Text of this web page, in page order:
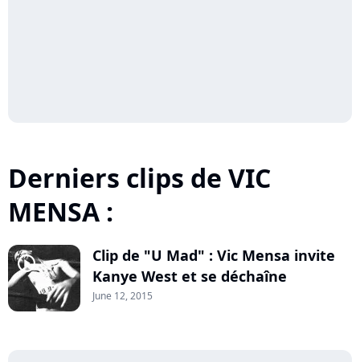
Derniers clips de VIC
MENSA :
player2
Clip de "U Mad" : Vic Mensa invite
Kanye West et se déchaîne
June 12, 2015